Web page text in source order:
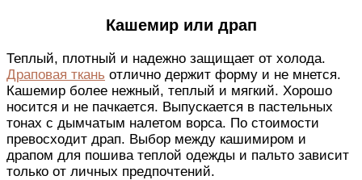
Кашемир или драп
Теплый, плотный и надежно защищает от холода.
Драповая ткань отлично держит форму и не мнется.
Кашемир более нежный, теплый и мягкий. Хорошо
носится и не пачкается. Выпускается в пастельных
тонах с дымчатым налетом ворса. По стоимости
превосходит драп. Выбор между кашимиром и
драпом для пошива теплой одежды и пальто зависит
только от личных предпочтений.